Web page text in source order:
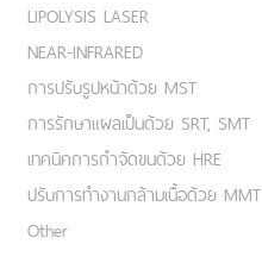
LIPOLYSIS LASER
NEAR-INFRARED
การปรับรูปหน้าด้วย MST
การรักษาแผลเป็นด้วย SRT, SMT
เทคนิคการกำจัดขนด้วย HRE
ปรับการทำงานกล้ามเนื้อด้วย MMT
Other